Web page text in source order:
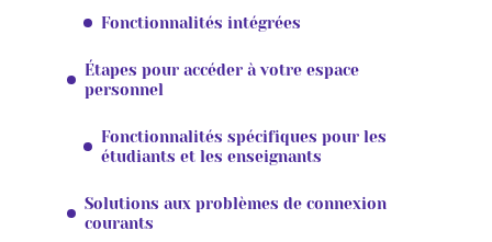
Fonctionnalités intégrées
Étapes pour accéder à votre espace
personnel
Fonctionnalités spécifiques pour les
étudiants et les enseignants
Solutions aux problèmes de connexion
courants